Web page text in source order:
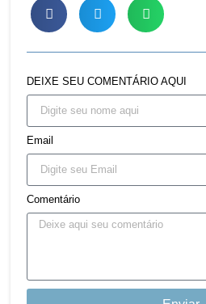
DEIXE SEU COMENTÁRIO AQUI
Email
Comentário